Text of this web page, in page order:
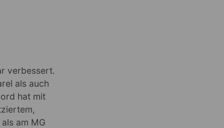
verbessert.
als auch
hat mit
am MG